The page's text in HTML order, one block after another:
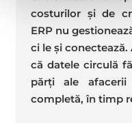
costurilor și de
ERP nu
ci le și
că datele circulă
părți ale
completă, în timp